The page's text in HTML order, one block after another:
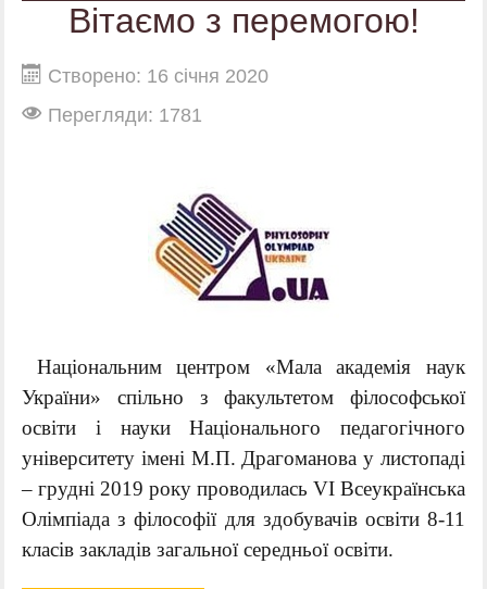
Вітаємо з перемогою!
Створено: 16 січня 2020
Перегляди: 1781
Національним центром «Мала академія наук
України» спільно з факультетом філософської
освіти і науки Національного педагогічного
університету імені М.П. Драгоманова у листопаді
– грудні 2019 року проводилась VІ Всеукраїнська
Олімпіада з філософії для здобувачів освіти 8-11
класів закладів загальної середньої освіти.